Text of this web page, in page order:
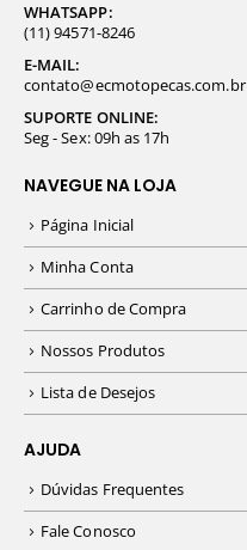
WHATSAPP:
(11) 94571-8246
E-MAIL:
contato@ecmotopecas.com.br
SUPORTE ONLINE:
Seg - Sex: 09h as 17h
NAVEGUE NA LOJA
Página Inicial
Minha Conta
Carrinho de Compra
Nossos Produtos
Lista de Desejos
AJUDA
Dúvidas Frequentes
Fale Conosco